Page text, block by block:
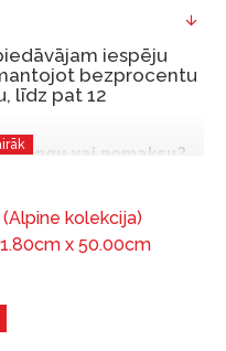
iespēju
bezprocentu
līdz pat 12
līzingu vai nomaksu?
lai iegādātos
par tām norēķinoties
līzinga vai nomaksas
un ar nomaksas
kolekcija)
x 50.00cm